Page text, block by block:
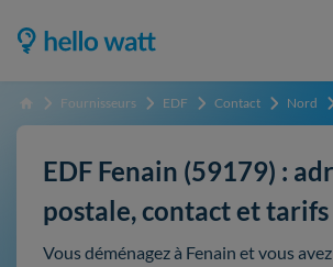
Accueil Fournisseurs EDF Contact Nord
EDF Fenain (59179) :
postale, contact et tarifs
Vous déménagez à Fenain et vous